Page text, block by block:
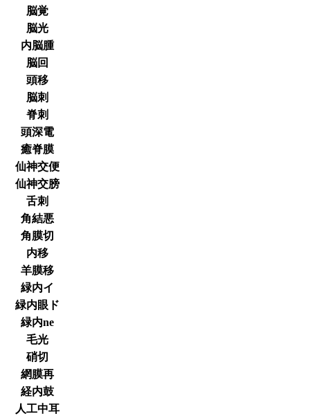
脳覚
脳光
内脳腫
脳回
頭移
脳刺
脊刺
頭深電
癒脊膜
仙神交便
仙神交膀
舌刺
角結悪
角膜切
内移
羊膜移
緑内イ
緑内眼ド
緑内ne
毛光
硝切
網膜再
経内鼓
人工中耳